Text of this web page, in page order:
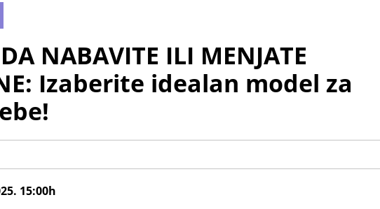
NABAVITE ILI MENJATE
Izaberite idealan model za
15:00h